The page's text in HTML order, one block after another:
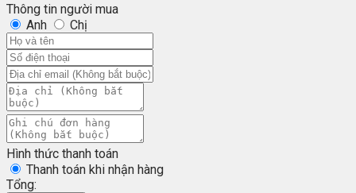
Thông tin người mua
Anh
Chị
Hình thức thanh toán
Thanh toán khi nhận hàng
Tổng: